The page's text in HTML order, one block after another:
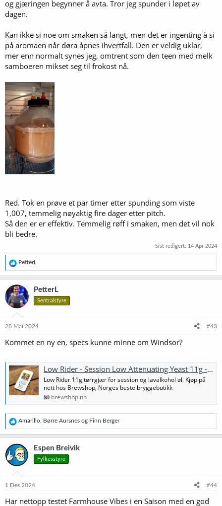
og gjæringen begynner å avta. Tror jeg spunder i løpet av
dagen.
Kan ikke si noe om smaken så langt, men det er ingenting å si
på aromaen når døra åpnes ihvertfall. Den er veldig uklar,
mer enn normalt synes jeg, omtrent som den teen med melk
samboeren mikset seg til frokost nå.
Red. Tok en prøve et par timer etter spunding som viste
1,007, temmelig nøyaktig fire dager etter pitch.
Så den er er effektiv. Temmelig røff i smaken, men det vil nok
bli bedre.
Sist redigert: 14 Apr 2024
R
e
a
k
s
j
o
e
:
PetterL
PetterL
Sentralstyre
28 Mai 2024 #43
Kommet en ny en, specs kunne minne om Windsor?
Low Rider - Session Low Attenuating Yeast 11g - WHC Lab
Low Rider 11g tørrgjær for session og lavalkohol øl. Kjøp på
nett hos Brewshop, Norges beste bryggebutikk
brewshop.no
R
e
a
k
s
j
o
e
Amarillo Børre Aursnes og Finn Berger
Espen Breivik
Fylkesstyre
1 Des 2024 #44
Har nettopp testet Farmhouse Vibes i en Saison med en god